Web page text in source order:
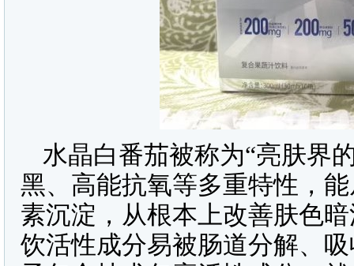
水晶白番茄被称为“亮肤界
黑、高能抗氧等多重特性，
素沉淀，从根本上改善肤色
饮活性成分易被肠道分解、